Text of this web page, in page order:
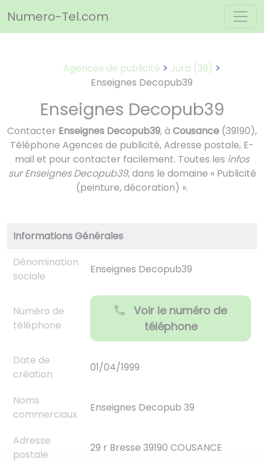
Numero-Tel.com
Agences de publicité
Jura (39)
Enseignes Decopub39
Enseignes Decopub39
Contacter Enseignes Decopub39, à Cousance (39190),
Téléphone Agences de publicité, Adresse postale, E-
mail et pour contacter facilement. Toutes les infos
sur Enseignes Decopub39, dans le domaine « Publicité
(peinture, décoration) ».
Informations Générales
Dénomination
sociale
Enseignes Decopub39
Numéro de
téléphone
Voir le numéro de
téléphone
Date de
création
01/04/1999
Noms
commerciaux
Enseignes Decopub 39
Adresse
postale
29 r Bresse 39190 COUSANCE